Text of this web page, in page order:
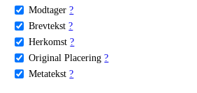
Modtager ?
Brevtekst ?
Herkomst ?
Original Placering ?
Metatekst ?